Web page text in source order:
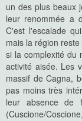
un des plus beaux
leur renommée a
C'est l'escalade
mais la région
si la complexité du
activité aisée. Les
massif de Cagna,
pas moins très
leur absence de
(Cuscione/